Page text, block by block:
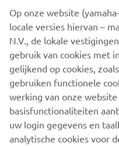
Timo Suos
Viggo Mégard
Matthew
De volgende wedstrijd
Landsard in Veldhoven op
Op onze website
locale versies hiervan –
N.V., de lokale
gebruik van cookies met
gelijkend op cookies,
gebruiken functionele
werking van onze
basisfunctionaliteiten
uw login gegevens en
analytische cookies voor